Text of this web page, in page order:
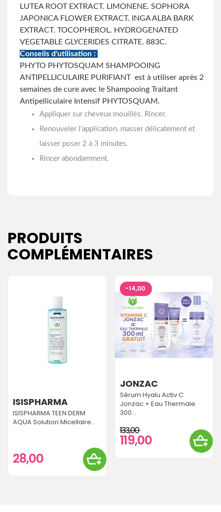
LUTEA ROOT EXTRACT. LIMONENE. SOPHORA
JAPONICA FLOWER EXTRACT. INGA ALBA BARK
EXTRACT. TOCOPHEROL. HYDROGENATED
VEGETABLE GLYCERIDES CITRATE. 883C.
Conseils d'utilisation :
PHYTO PHYTOSQUAM SHAMPOOING
ANTIPELLICULAIRE PURIFIANT est à utiliser après 2
semaines de cure avec le Shampooing Traitant
Antipelliculaire Intensif PHYTOSQUAM.
Appliquer sur cheveux mouillés. Rincer.
Renouveler l’application, masser délicatement et
laisser poser 2 à 3 minutes.
Rincer abondamment.
PRODUITS
COMPLÉMENTAIRES
ISISPHARMA
ISISPHARMA TEEN DERM
AQUA Solution Micellaire...
28,00
-14,00
JONZAC
Sérum Hyalu Activ C
Jonzac + Eau Thermale
300...
133,00
119,00